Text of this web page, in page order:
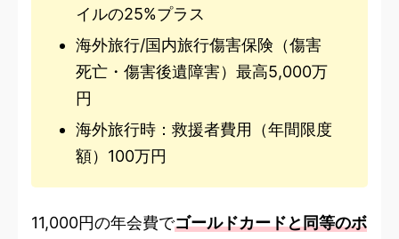
イルの25%プラス
海外旅行/国内旅行傷害保険（傷害
死亡・傷害後遺障害）最高5,000万
円
海外旅行時：救援者費用（年間限度
額）100万円
11,000円の年会費でゴールドカードと同等のボ